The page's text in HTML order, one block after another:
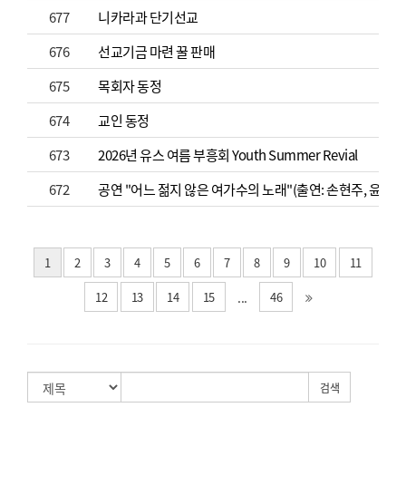
677
니카라과 단기선교
676
선교기금 마련 꿀 판매
675
목회자 동정
674
교인 동정
673
2026년 유스 여름 부흥회 Youth Summer Revial
672
공연 "어느 젊지 않은 여가수의 노래"(출연: 손현주, 윤영
1 2 3 4 5 6 7 8 9 10
11
12
13 14 15 ... 46
검색